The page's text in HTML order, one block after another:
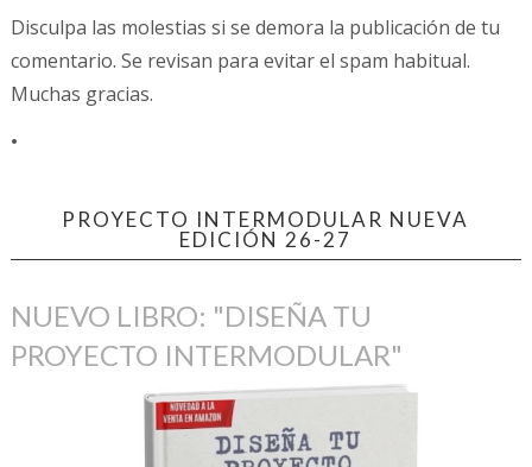
Disculpa las molestias si se demora la publicación de tu
comentario. Se revisan para evitar el spam habitual.
Muchas gracias.
.
PROYECTO INTERMODULAR NUEVA
EDICIÓN 26-27
NUEVO LIBRO: "DISEÑA TU
PROYECTO INTERMODULAR"